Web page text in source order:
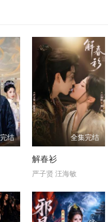
结 全集完结
解春衫
严子贤 汪海敏